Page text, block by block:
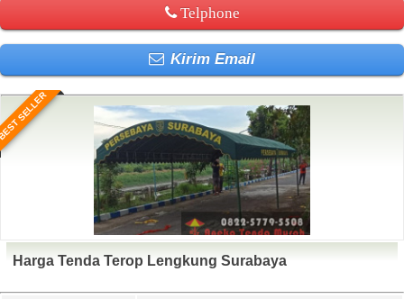
Telphone
Kirim Email
SELLER
Harga Tenda Terop Lengkung Surabaya